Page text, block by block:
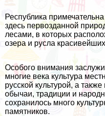
Республика
здесь первозданной
лесами, в которых
озера и русла
Особого внимания
многие века культура
русской культурой, а
обычаи, традиции и
сохранилось много
памятников.